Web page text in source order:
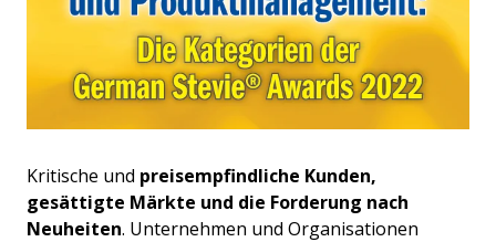
Kritische und preisempfindliche Kunden,
gesättigte Märkte und die Forderung nach
Neuheiten. Unternehmen und Organisationen